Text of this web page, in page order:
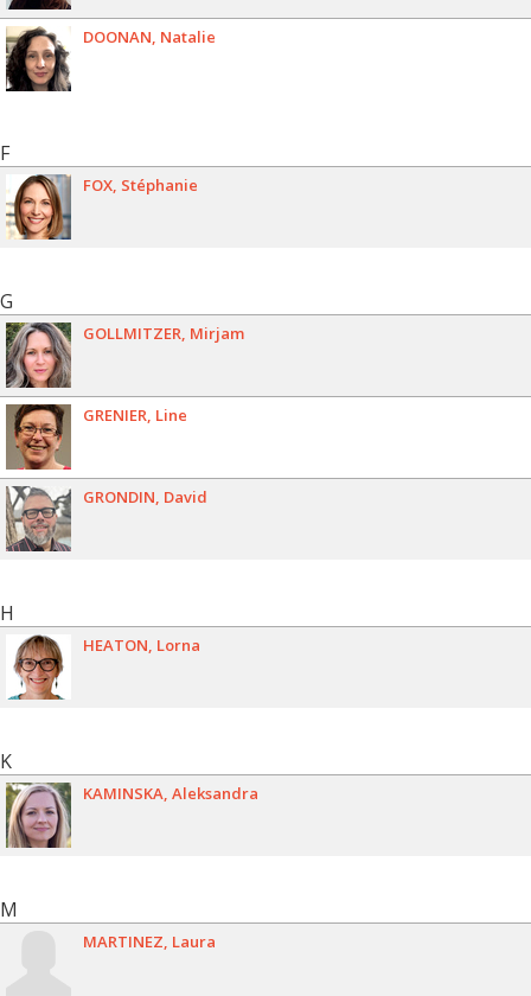
DOONAN Natalie
F
FOX Stéphanie
G
GOLLMITZER Mirjam
GRENIER Line
GRONDIN David
H
HEATON Lorna
K
KAMINSKA Aleksandra
M
MARTINEZ Laura